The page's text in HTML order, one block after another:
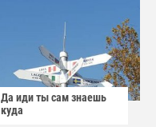
Да иди ты сам знаешь
куда